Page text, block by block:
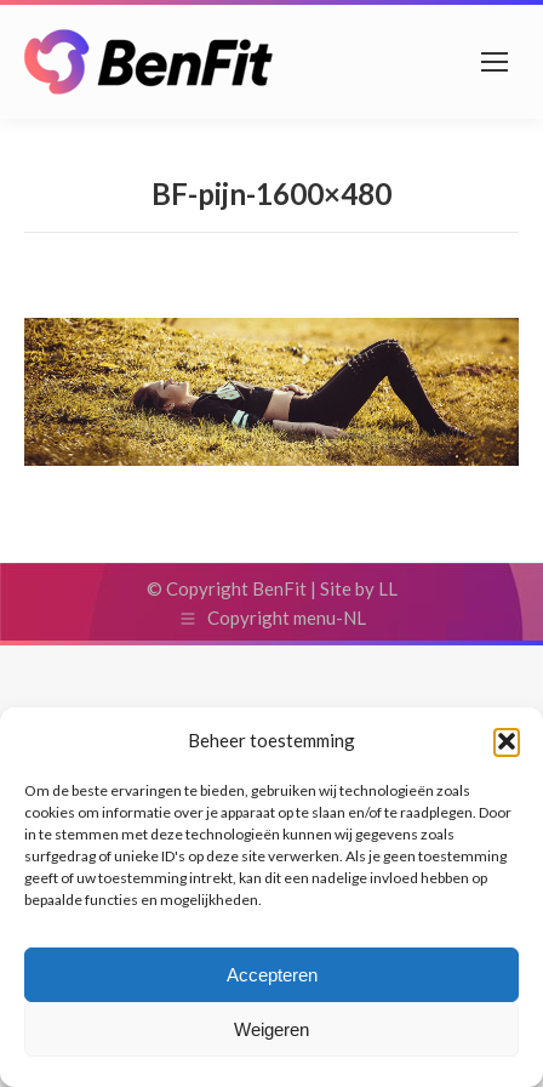
Beheer toestemming
Om de beste ervaringen te bieden, gebruiken wij technologieën zoals
cookies om informatie over je apparaat op te slaan en/of te raadplegen. Door
in te stemmen met deze technologieën kunnen wij gegevens zoals
surfgedrag of unieke ID's op deze site verwerken. Als je geen toestemming
geeft of uw toestemming intrekt, kan dit een nadelige invloed hebben op
bepaalde functies en mogelijkheden.
Accepteren
Weigeren
BF-pijn-1600×480
© Copyright BenFit | Site by LL
Copyright menu-NL